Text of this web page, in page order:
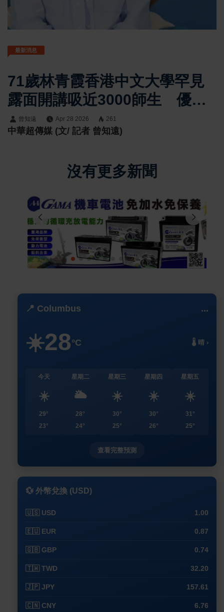
最新消息
71歲林青霞香港中文大學罕見
露面開講吸近3000師生 優雅
現身展現白髮自然狀態掀最美
老去討論
曾知遠 Apr 28 2026 261
中華超傳媒 (文/ 記者 曾知遠)
沒有更多新聞
📍 Columbus ...
☀️28°C 🌡️ 晴 ›
今天
☀️
29°
23°
星期二
🌥️
28°
24°
星期三
☀️
30°
25°
星期四
☀️
30°
26°
星期五
☀️
31°
25°
查看完整預測
💱 外幣兌換 (USD)
🇺🇸 USD 1.00
🇪🇺 EUR 0.87
🇬🇧 GBP 0.74
🇹🇼 TWD 32.20
🇯🇵 JPY 157.61
🇨🇳 CNY 6.76